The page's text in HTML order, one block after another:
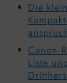
Die
Canon
Liste